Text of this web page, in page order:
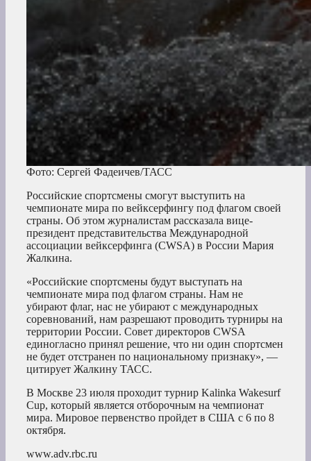
Фото: Сергей Фадеичев/ТАСС
Российские спортсмены смогут выступить на
чемпионате мира по вейксерфингу под флагом своей
страны. Об этом журналистам рассказала вице-
президент представительства Международной
ассоциации вейксерфинга (CWSA) в России Мария
Жалкина.
«Российские спортсмены будут выступать на
чемпионате мира под флагом страны. Нам не
убирают флаг, нас не убирают с международных
соревнований, нам разрешают проводить турниры на
территории России. Совет директоров CWSA
единогласно принял решение, что ни один спортсмен
не будет отстранен по национальному признаку», —
цитирует Жалкину ТАСС.
В Москве 23 июля проходит турнир Kalinka Wakesurf
Cup, который является отборочным на чемпионат
мира. Мировое первенство пройдет в США с 6 по 8
октября.
www.adv.rbc.ru